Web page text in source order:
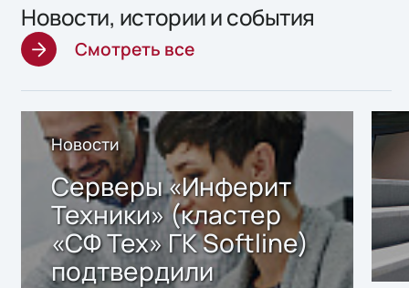
Новости, истории и события
Смотреть все
Новости
Серверы «Инферит
Техники» (кластер
«СФ Тех» ГК Softline)
подтвердили